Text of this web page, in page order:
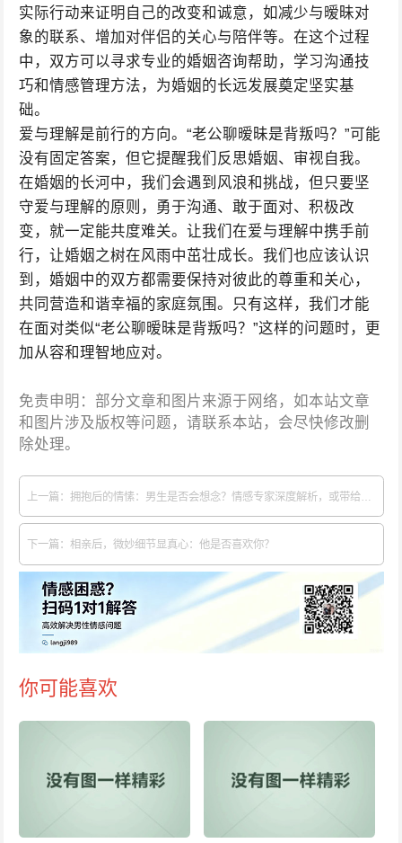
实际行动来证明自己的改变和诚意，如减少与暧昧对
象的联系、增加对伴侣的关心与陪伴等。在这个过程
中，双方可以寻求专业的婚姻咨询帮助，学习沟通技
巧和情感管理方法，为婚姻的长远发展奠定坚实基
础。
爱与理解是前行的方向。“老公聊暧昧是背叛吗？”可能
没有固定答案，但它提醒我们反思婚姻、审视自我。
在婚姻的长河中，我们会遇到风浪和挑战，但只要坚
守爱与理解的原则，勇于沟通、敢于面对、积极改
变，就一定能共度难关。让我们在爱与理解中携手前
行，让婚姻之树在风雨中茁壮成长。我们也应该认识
到，婚姻中的双方都需要保持对彼此的尊重和关心，
共同营造和谐幸福的家庭氛围。只有这样，我们才能
在面对类似“老公聊暧昧是背叛吗？”这样的问题时，更
加从容和理智地应对。
免责申明：部分文章和图片来源于网络，如本站文章
和图片涉及版权等问题，请联系本站，会尽快修改删
除处理。
上一篇：拥抱后的情愫：男生是否会想念？情感专家深度解析，或带给你惊喜发现！
下一篇：相亲后，微妙细节显真心：他是否喜欢你？
你可能喜欢